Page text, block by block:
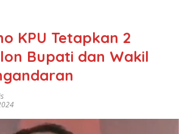
KPU Tetapkan 2
Bupati dan Wakil